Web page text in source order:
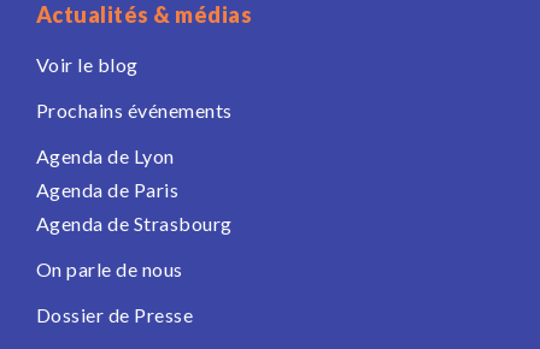
Actualités & médias
Voir le blog
Prochains événements
Agenda de Lyon
Agenda de Paris
Agenda de Strasbourg
On parle de nous
Dossier de Presse